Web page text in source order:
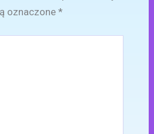
oznaczone *